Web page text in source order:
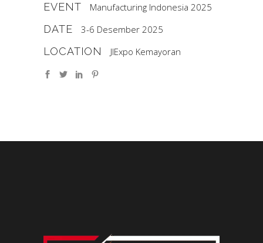
EVENT Manufacturing Indonesia 2025
DATE 3-6 Desember 2025
LOCATION JIExpo Kemayoran